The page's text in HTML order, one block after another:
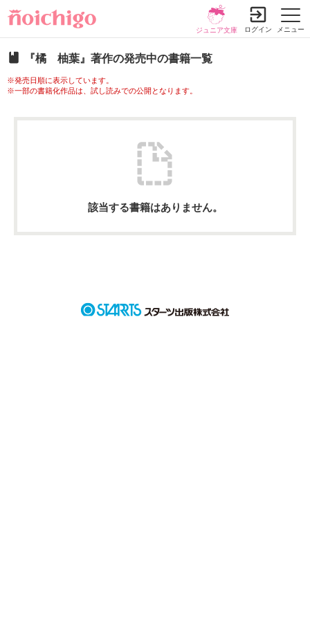
メニュー
ジュニア文庫 ログイン
『橘 柚葉』著作の発売中の書籍一覧
※発売日順に表示しています。
※一部の書籍化作品は、試し読みでの公開となります。
該当する書籍はありません。